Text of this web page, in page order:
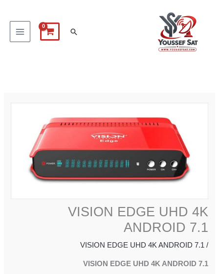
البحث
VISION EDGE UHD 4K
ANDROID 7.1
/
VISION EDGE UHD 4K ANDROID 7.1
VISION EDGE UHD 4K ANDROID 7.1